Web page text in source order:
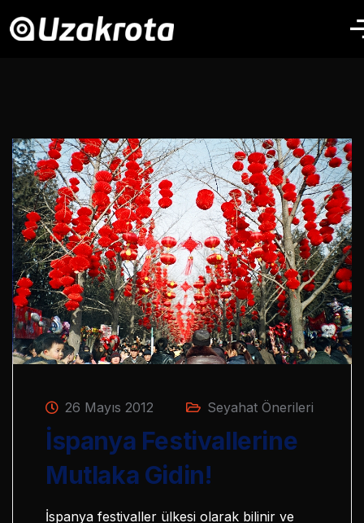
26 Mayıs 2012 Seyahat Önerileri
İspanya Festivallerine
Mutlaka Gidin!
İspanya festivaller ülkesi olarak bilinir ve